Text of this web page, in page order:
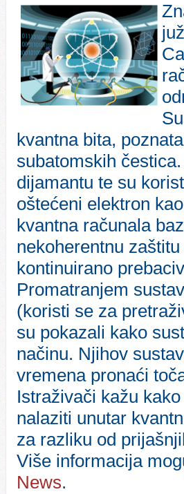
kvantna bita,
subatomskih
dijamantu te su
oštećeni elektron
kvantna računala
nekoherentnu
kontinuirano
Promatranjem
(koristi se za
su pokazali kako
načinu. Njihov
vremena pronaći
Istraživači kažu
nalaziti unutar
za razliku od
Više informacija
News.